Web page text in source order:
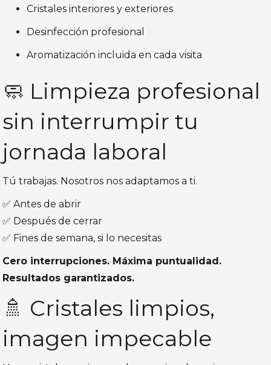
Cristales interiores y exteriores
Desinfección profesional
Aromatización incluida en cada visita
🧼 Limpieza profesional
sin interrumpir tu
jornada laboral
Tú trabajas. Nosotros nos adaptamos a ti.
✅ Antes de abrir
✅ Después de cerrar
✅ Fines de semana, si lo necesitas
Cero interrupciones. Máxima puntualidad.
Resultados garantizados.
🚿 Cristales limpios,
imagen impecable